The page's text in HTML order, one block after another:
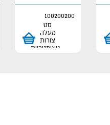
100200200
סט
מעלה
צורות
גיאומטריות